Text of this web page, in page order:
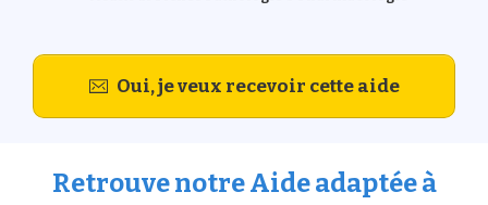
Oui, je veux recevoir cette aide
Retrouve notre Aide adaptée à